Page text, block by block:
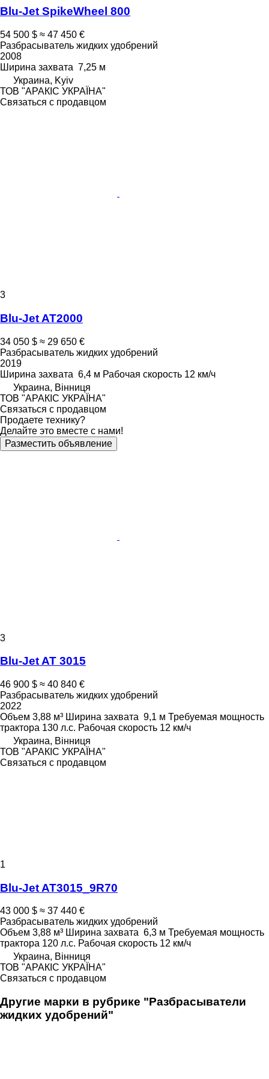
Blu-Jet SpikeWheel 800
54 500 $ ≈ 47 450 €
Разбрасыватель жидких удобрений
2008
Ширина захвата 7,25 м
Украина, Kyiv
ТОВ "АРАКІС УКРАЇНА"
Связаться с продавцом
3
Blu-Jet AT2000
34 050 $ ≈ 29 650 €
Разбрасыватель жидких удобрений
2019
Ширина захвата 6,4 м Рабочая скорость 12 км/ч
Украина, Вінниця
ТОВ "АРАКІС УКРАЇНА"
Связаться с продавцом
Продаете технику?
Делайте это вместе с нами!
Разместить объявление
3
Blu-Jet AT 3015
46 900 $ ≈ 40 840 €
Разбрасыватель жидких удобрений
2022
Объем 3,88 м³ Ширина захвата 9,1 м Требуемая мощность
трактора 130 л.с. Рабочая скорость 12 км/ч
Украина, Вінниця
ТОВ "АРАКІС УКРАЇНА"
Связаться с продавцом
1
Blu-Jet AT3015_9R70
43 000 $ ≈ 37 440 €
Разбрасыватель жидких удобрений
Объем 3,88 м³ Ширина захвата 6,3 м Требуемая мощность
трактора 120 л.с. Рабочая скорость 12 км/ч
Украина, Вінниця
ТОВ "АРАКІС УКРАЇНА"
Связаться с продавцом
Другие марки в рубрике "Разбрасыватели
жидких удобрений"